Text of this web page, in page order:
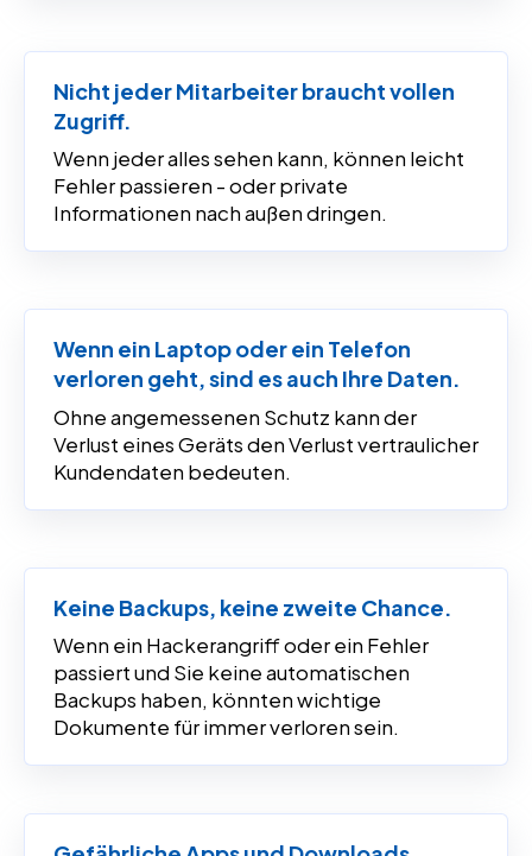
Nicht jeder Mitarbeiter braucht vollen
Zugriff.
Wenn jeder alles sehen kann, können leicht
Fehler passieren - oder private
Informationen nach außen dringen.
Wenn ein Laptop oder ein Telefon
verloren geht, sind es auch Ihre Daten.
Ohne angemessenen Schutz kann der
Verlust eines Geräts den Verlust vertraulicher
Kundendaten bedeuten.
Keine Backups, keine zweite Chance.
Wenn ein Hackerangriff oder ein Fehler
passiert und Sie keine automatischen
Backups haben, könnten wichtige
Dokumente für immer verloren sein.